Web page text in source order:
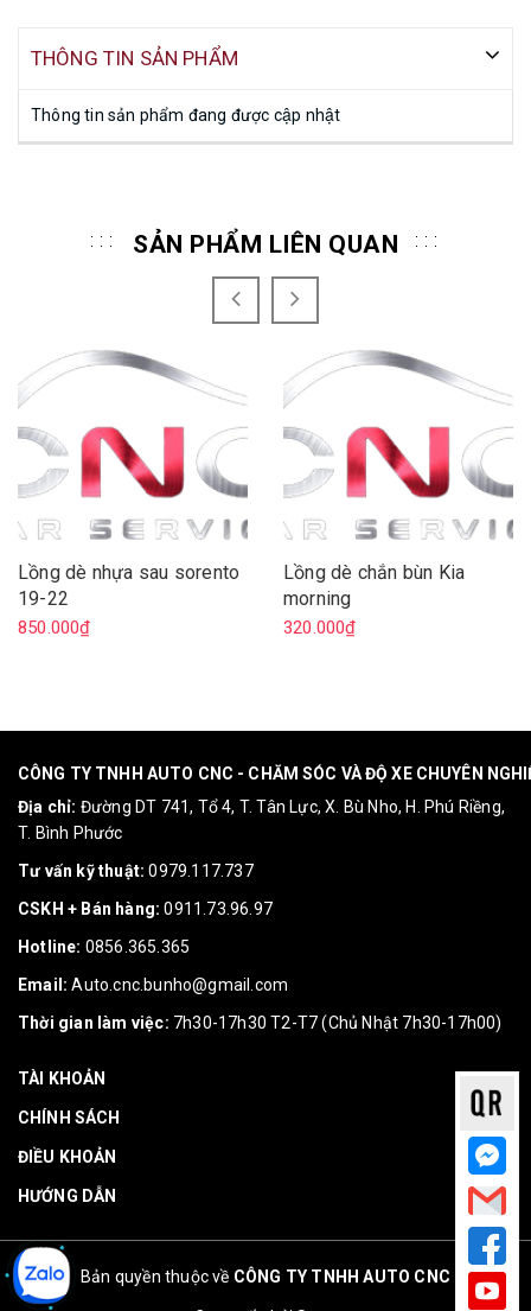
THÔNG TIN SẢN PHẨM
Thông tin sản phẩm đang được cập nhật
SẢN PHẨM LIÊN QUAN
Lồng dè nhựa sau sorento
19-22
850.000₫
Lồng dè chắn bùn Kia
morning
320.000₫
CÔNG TY TNHH AUTO CNC - CHĂM SÓC VÀ ĐỘ XE CHUYÊN
Địa chỉ: Đường DT 741, Tổ 4, T. Tân Lực, X. Bù Nho, H. Phú Riềng,
T. Bình Phước
Tư vấn kỹ thuật: 0979.117.737
CSKH + Bán hàng: 0911.73.96.97
Hotline: 0856.365.365
Email: Auto.cnc.bunho@gmail.com
Thời gian làm việc: 7h30-17h30 T2-T7 (Chủ Nhật 7h30-17h00)
TÀI KHOẢN
CHÍNH SÁCH
ĐIỀU KHOẢN
HƯỚNG DẪN
Bản quyền thuộc về CÔNG TY TNHH AUTO CNC